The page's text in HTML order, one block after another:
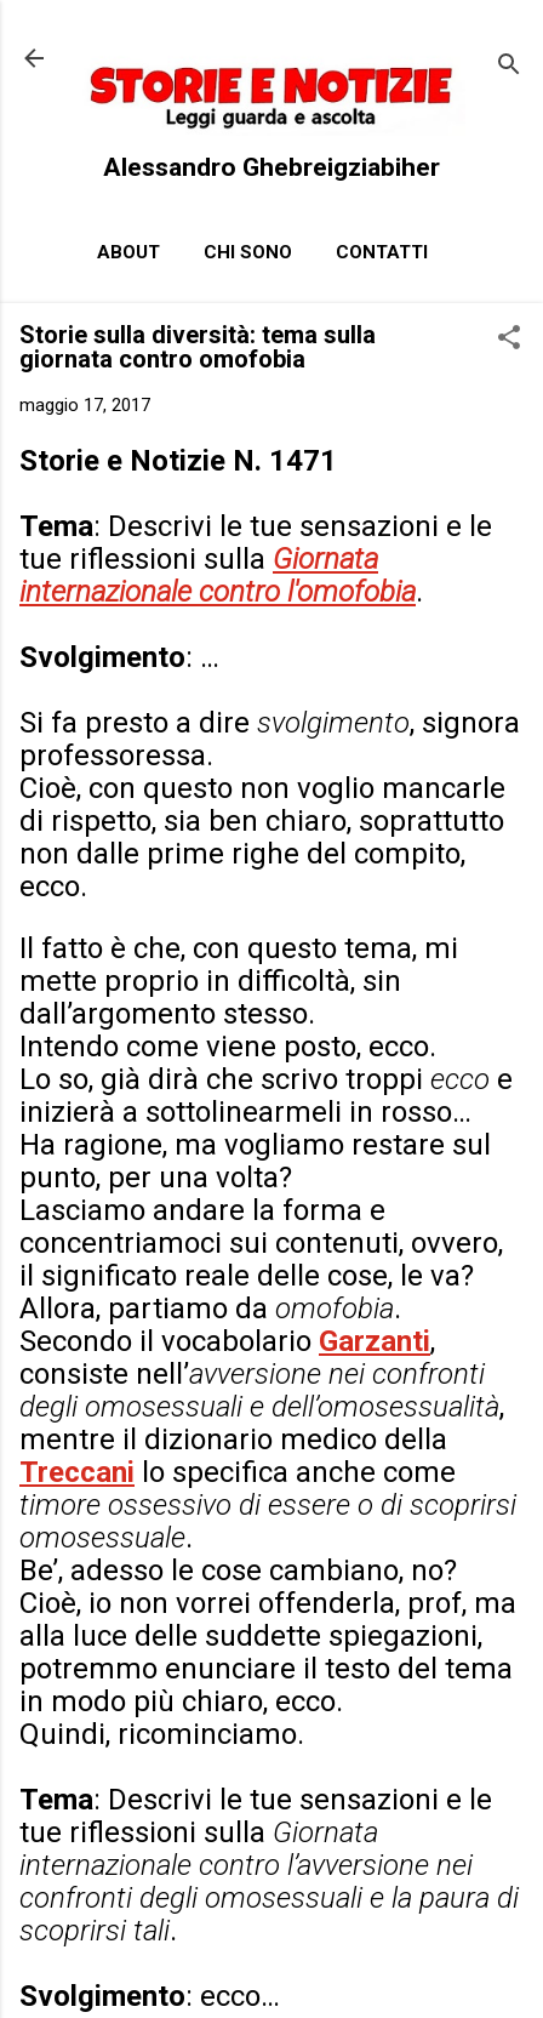
Alessandro Ghebreigziabiher
ABOUT CHI SONO CONTATTI
Storie sulla diversità: tema sulla
giornata contro omofobia
maggio 17, 2017
Storie e Notizie N. 1471
Tema: Descrivi le tue sensazioni e le
tue riflessioni sulla Giornata
internazionale contro l'omofobia.
Svolgimento: …
Si fa presto a dire svolgimento, signora
professoressa.
Cioè, con questo non voglio mancarle
di rispetto, sia ben chiaro, soprattutto
non dalle prime righe del compito,
ecco.
Il fatto è che, con questo tema, mi
mette proprio in difficoltà, sin
dall’argomento stesso.
Intendo come viene posto, ecco.
Lo so, già dirà che scrivo troppi ecco e
inizierà a sottolinearmeli in rosso…
Ha ragione, ma vogliamo restare sul
punto, per una volta?
Lasciamo andare la forma e
concentriamoci sui contenuti, ovvero,
il significato reale delle cose, le va?
Allora, partiamo da omofobia.
Secondo il vocabolario Garzanti,
consiste nell’avversione nei confronti
degli omosessuali e dell’omosessualità,
mentre il dizionario medico della
Treccani lo specifica anche come
timore ossessivo di essere o di scoprirsi
omosessuale.
Be’, adesso le cose cambiano, no?
Cioè, io non vorrei offenderla, prof, ma
alla luce delle suddette spiegazioni,
potremmo enunciare il testo del tema
in modo più chiaro, ecco.
Quindi, ricominciamo.
Tema: Descrivi le tue sensazioni e le
tue riflessioni sulla Giornata
internazionale contro l’avversione nei
confronti degli omosessuali e la paura di
scoprirsi tali.
Svolgimento: ecco…